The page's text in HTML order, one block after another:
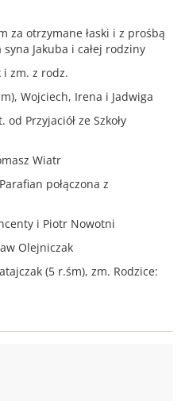
za otrzymane łaski i z prośbą
Jakuba i całej rodziny
i zm. z rodz.
Wojciech, Irena i Jadwiga
Przyjaciół ze Szkoły
Wiatr
połączona z
i Piotr Nowotni
Olejniczak
(5 r.śm), zm. Rodzice: